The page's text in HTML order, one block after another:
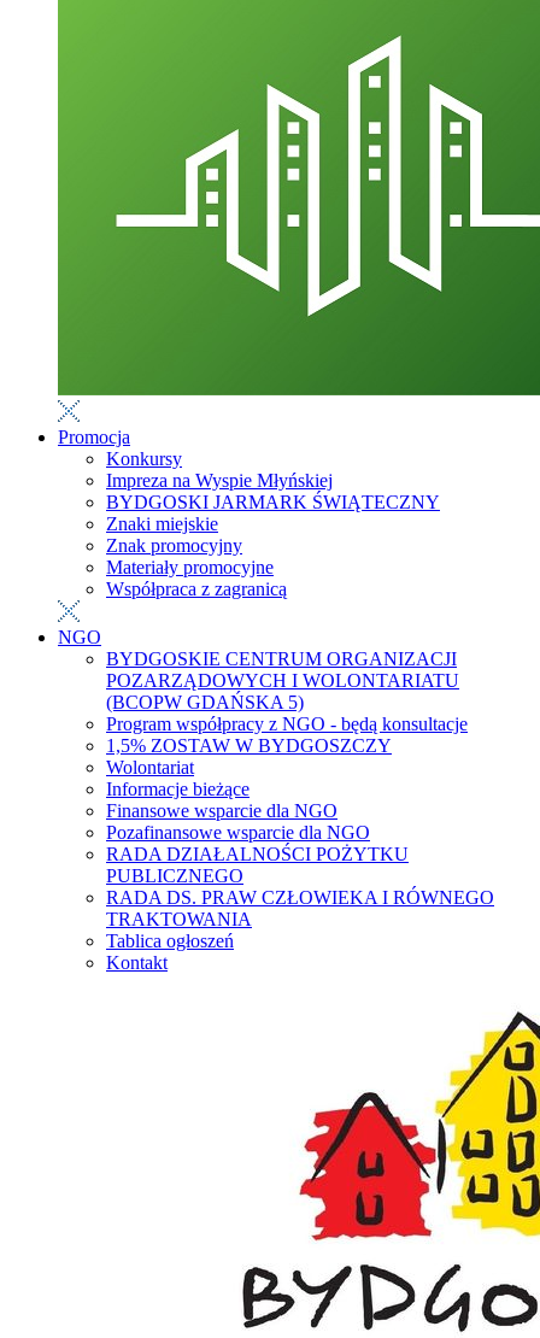
Promocja
Konkursy
Impreza na Wyspie Młyńskiej
BYDGOSKI JARMARK ŚWIĄTECZNY
Znaki miejskie
Znak promocyjny
Materiały promocyjne
Współpraca z zagranicą
NGO
BYDGOSKIE CENTRUM ORGANIZACJI
POZARZĄDOWYCH I WOLONTARIATU
(BCOPW GDAŃSKA 5)
Program współpracy z NGO - będą konsultacje
1,5% ZOSTAW W BYDGOSZCZY
Wolontariat
Informacje bieżące
Finansowe wsparcie dla NGO
Pozafinansowe wsparcie dla NGO
RADA DZIAŁALNOŚCI POŻYTKU
PUBLICZNEGO
RADA DS. PRAW CZŁOWIEKA I RÓWNEGO
TRAKTOWANIA
Tablica ogłoszeń
Kontakt